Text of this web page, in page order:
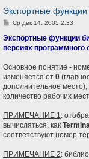
Экспортные
С
о
щ
н
е
Ср дек 14, 2005 2:33
Экспортные функции
версиях программного
Основное понятие -
изменяется от 0
дополнительное место),
количество рабочих
ПРИМЕЧАНИЕ 1 :
вычисляться, как
соответствуют номер
ПРИМЕЧАНИЕ 2: